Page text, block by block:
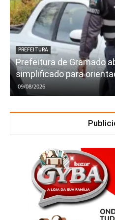
PREFEITURA
Prefeitura de Gramado
simplificado para
09/08/2026